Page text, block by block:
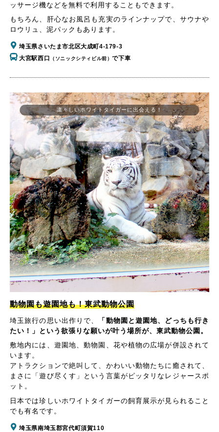
ッサージ機などを無料で利用することもできます。
もちろん、肝心なお風呂も充実のラインナップで、サウナや
ロウリュ、泥パックもあります。
埼玉県さいたま市北区大成町4-179-3
大宮駅西口
（ソニックシティビル前）で下車
凛々しいホワイトタイガーに出会える！
動物園も遊園地も！東武動物公園
埼玉旅行の思い出作りで、
「動物園と遊園地、どっちも行き
たい！」という欲張りな願いが叶う場所が、東武動物公園。
敷地内には、遊園地、動物園、花や植物の広場が併設されて
います。
アトラクションで絶叫して、かわいい動物たちに癒されて、
まさに「遊び尽くす」という言葉がピッタリなレジャースポ
ット。
日本では珍しいホワイトタイガーの飼育展示が見られること
でも有名です。
埼玉県南埼玉郡宮代町須賀110